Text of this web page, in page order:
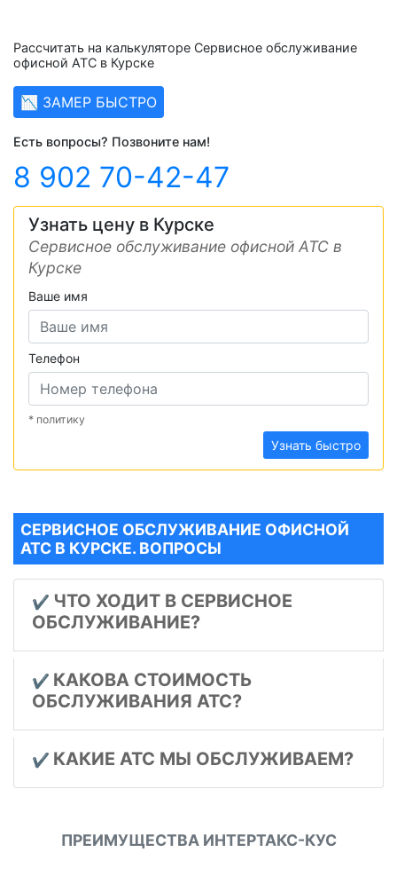
Рассчитать на калькуляторе Сервисное обслуживание
офисной АТС в Курске
📉 ЗАМЕР БЫСТРО
Есть вопросы? Позвоните нам!
8 902 70-42-47
Узнать цену в Курске
Сервисное обслуживание офисной АТС в
Курске
Ваше имя
Телефон
* политику
Узнать быстро
СЕРВИСНОЕ ОБСЛУЖИВАНИЕ ОФИСНОЙ
АТС В КУРСКЕ. ВОПРОСЫ
✔️ ЧТО ХОДИТ В СЕРВИСНОЕ
ОБСЛУЖИВАНИЕ?
✔️ КАКОВА СТОИМОСТЬ
ОБСЛУЖИВАНИЯ АТС?
✔️ КАКИЕ АТС МЫ ОБСЛУЖИВАЕМ?
ПРЕИМУЩЕСТВА ИНТЕРТАКС-КУС